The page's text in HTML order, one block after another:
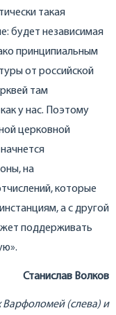
такая
будет независимая
принципиальным
от российской
там
у нас. Поэтому
церковной
на
которые
а с другой
поддерживать
Станислав Волков
(слева) и